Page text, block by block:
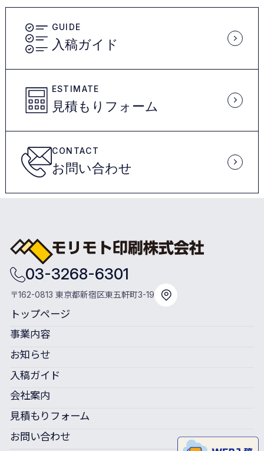
GUIDE
入稿ガイド
ESTIMATE
見積もりフォーム
CONTACT
お問い合わせ
03-3268-6301
〒162-0813 東京都新宿区東五軒町3-19
トップページ
事業内容
お知らせ
入稿ガイド
会社案内
見積もりフォーム
お問い合わせ